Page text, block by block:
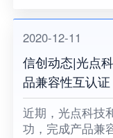
业中台将很难健
2020-12-11
信创动态|光点
品兼容性互认证
近期，光点科技
功，完成产品兼